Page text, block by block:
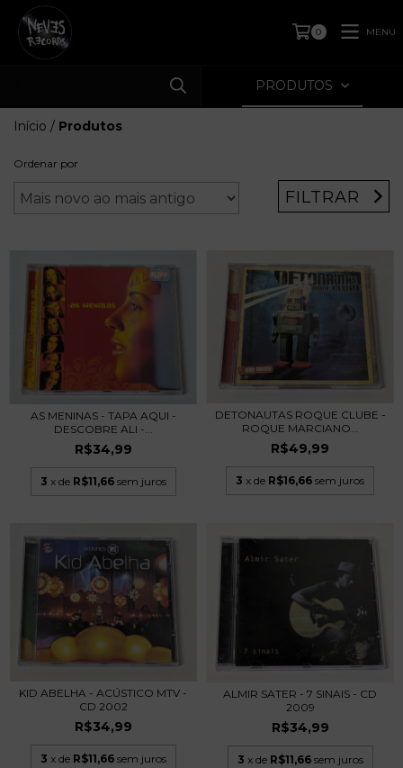
0 MENU
PRODUTOS
Início / Produtos
Ordenar por
FILTRAR
AS MENINAS - TAPA AQUI -
DESCOBRE ALI -...
R$34,99
3 x de R$11,66 sem juros
DETONAUTAS ROQUE CLUBE -
ROQUE MARCIANO...
R$49,99
3 x de R$16,66 sem juros
KID ABELHA - ACÚSTICO MTV -
CD 2002
R$34,99
3 x de R$11,66 sem juros
ALMIR SATER - 7 SINAIS - CD
2009
R$34,99
3 x de R$11,66 sem juros